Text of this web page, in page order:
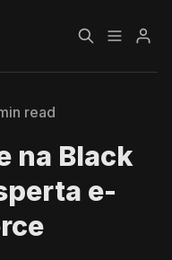
kurs o
Premium
characters
read
na Black
e-